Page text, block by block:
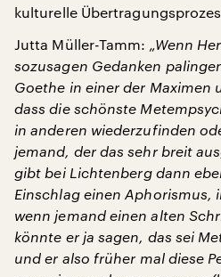
kulturelle
Jutta Müller-Tamm: „Wenn
sozusagen Gedanken
Goethe in einer der Maximen
dass die schönste
in anderen wiederzufinden
jemand, der das sehr breit
gibt bei Lichtenberg dann
Einschlag einen Aphorismus,
wenn jemand einen alten
könnte er ja sagen, das sei
und er also früher mal diese